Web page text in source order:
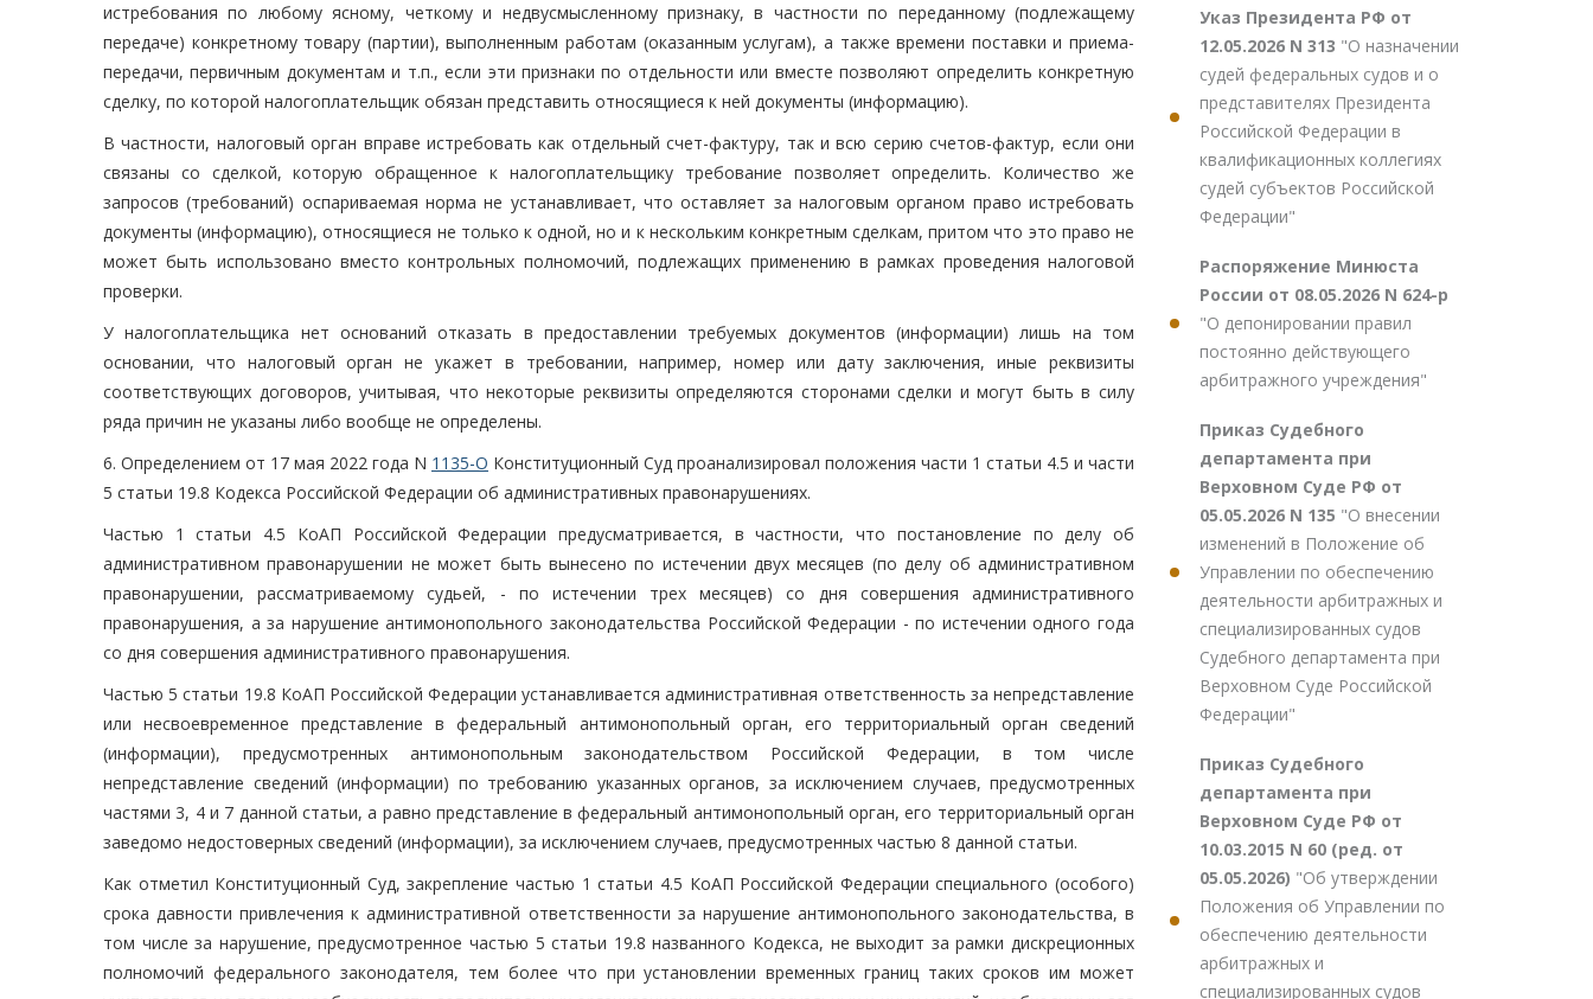
истребования по любому ясному, четкому и недвусмысленному признаку, в частности по переданному (подлежащему
передаче) конкретному товару (партии), выполненным работам (оказанным услугам), а также времени поставки и приема-
передачи, первичным документам и т.п., если эти признаки по отдельности или вместе позволяют определить конкретную
сделку, по которой налогоплательщик обязан представить относящиеся к ней документы (информацию).
В частности, налоговый орган вправе истребовать как отдельный счет-фактуру, так и всю серию счетов-фактур, если они
связаны со сделкой, которую обращенное к налогоплательщику требование позволяет определить. Количество же
запросов (требований) оспариваемая норма не устанавливает, что оставляет за налоговым органом право истребовать
документы (информацию), относящиеся не только к одной, но и к нескольким конкретным сделкам, притом что это право не
может быть использовано вместо контрольных полномочий, подлежащих применению в рамках проведения налоговой
проверки.
У налогоплательщика нет оснований отказать в предоставлении требуемых документов (информации) лишь на том
основании, что налоговый орган не укажет в требовании, например, номер или дату заключения, иные реквизиты
соответствующих договоров, учитывая, что некоторые реквизиты определяются сторонами сделки и могут быть в силу
ряда причин не указаны либо вообще не определены.
6. Определением от 17 мая 2022 года N 1135-О Конституционный Суд проанализировал положения части 1 статьи 4.5 и части
5 статьи 19.8 Кодекса Российской Федерации об административных правонарушениях.
Частью 1 статьи 4.5 КоАП Российской Федерации предусматривается, в частности, что постановление по делу об
административном правонарушении не может быть вынесено по истечении двух месяцев (по делу об административном
правонарушении, рассматриваемому судьей, - по истечении трех месяцев) со дня совершения административного
правонарушения, а за нарушение антимонопольного законодательства Российской Федерации - по истечении одного года
со дня совершения административного правонарушения.
Частью 5 статьи 19.8 КоАП Российской Федерации устанавливается административная ответственность за непредставление
или несвоевременное представление в федеральный антимонопольный орган, его территориальный орган сведений
(информации), предусмотренных антимонопольным законодательством Российской Федерации, в том числе
непредставление сведений (информации) по требованию указанных органов, за исключением случаев, предусмотренных
частями 3, 4 и 7 данной статьи, а равно представление в федеральный антимонопольный орган, его территориальный орган
заведомо недостоверных сведений (информации), за исключением случаев, предусмотренных частью 8 данной статьи.
Как отметил Конституционный Суд, закрепление частью 1 статьи 4.5 КоАП Российской Федерации специального (особого)
срока давности привлечения к административной ответственности за нарушение антимонопольного законодательства, в
том числе за нарушение, предусмотренное частью 5 статьи 19.8 названного Кодекса, не выходит за рамки дискреционных
полномочий федерального законодателя, тем более что при установлении временных границ таких сроков им может
Указ Президента РФ от
12.05.2026 N 313 "О назначении
судей федеральных судов и о
представителях Президента
Российской Федерации в
квалификационных коллегиях
судей субъектов Российской
Федерации"
Распоряжение Минюста
России от 08.05.2026 N 624-р
"О депонировании правил
постоянно действующего
арбитражного учреждения"
Приказ Судебного
департамента при
Верховном Суде РФ от
05.05.2026 N 135 "О внесении
изменений в Положение об
Управлении по обеспечению
деятельности арбитражных и
специализированных судов
Судебного департамента при
Верховном Суде Российской
Федерации"
Приказ Судебного
департамента при
Верховном Суде РФ от
10.03.2015 N 60 (ред. от
05.05.2026) "Об утверждении
Положения об Управлении по
обеспечению деятельности
арбитражных и
специализированных судов